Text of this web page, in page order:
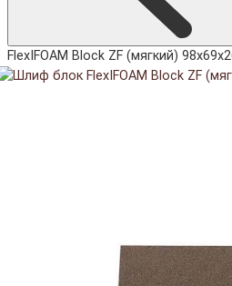
FlexIFOAM Block ZF (мягкий)